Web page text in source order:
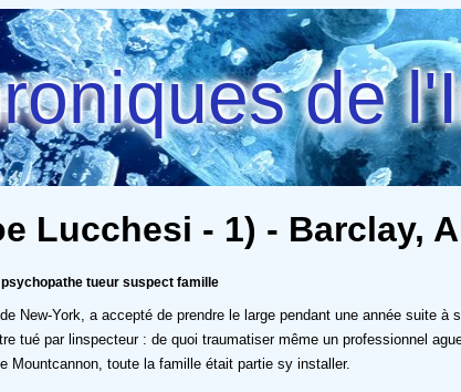
de
Lucchesi - 1) - Barclay,
tueur suspect famille
New-York, a accepté de prendre le large pendant une année suite
tué par linspecteur : de quoi traumatiser même un professionnel
Mountcannon, toute la famille était partie sy installer.